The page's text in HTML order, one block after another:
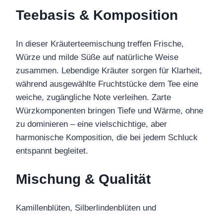
Teebasis & Komposition
In dieser Kräuterteemischung treffen Frische,
Würze und milde Süße auf natürliche Weise
zusammen. Lebendige Kräuter sorgen für Klarheit,
während ausgewählte Fruchtstücke dem Tee eine
weiche, zugängliche Note verleihen. Zarte
Würzkomponenten bringen Tiefe und Wärme, ohne
zu dominieren – eine vielschichtige, aber
harmonische Komposition, die bei jedem Schluck
entspannt begleitet.
Mischung & Qualität
Kamillenblüten, Silberlindenblüten und